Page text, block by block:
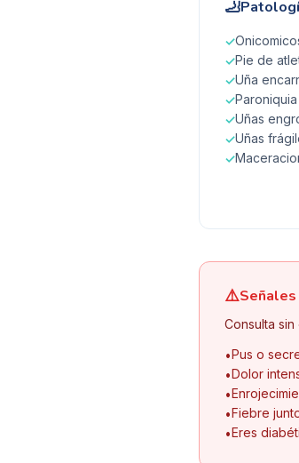
🦶
✓
✓Pie de
✓Uña
✓
✓Uñas
✓Uñas
✓
⚠️
Consulta
•Pus o
•Dolor
•
•Fiebre
•Eres